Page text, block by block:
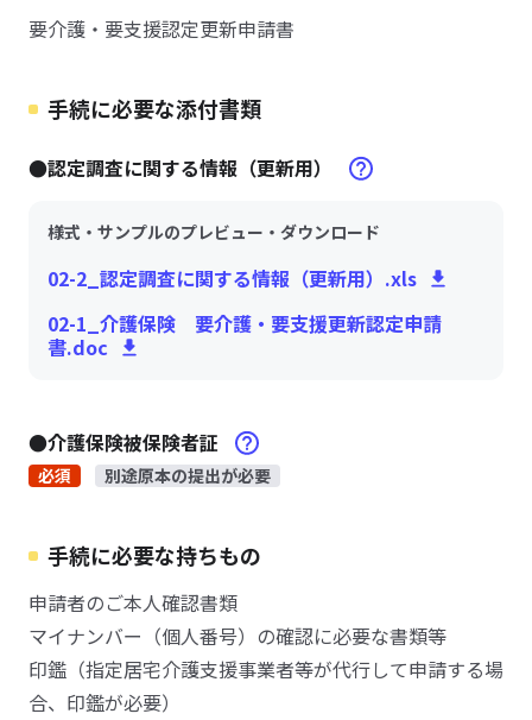
要介護・要支援認定更新申請書
手続に必要な添付書類
●認定調査に関する情報（更新用）
様式・サンプルのプレビュー・ダウンロード
02-2_認定調査に関する情報（更新用）.xls
02-1_介護保険 要介護・要支援更新認定申請
書.doc
●介護保険被保険者証
必須 別途原本の提出が必要
手続に必要な持ちもの
申請者のご本人確認書類
マイナンバー（個人番号）の確認に必要な書類等
印鑑（指定居宅介護支援事業者等が代行して申請する場
合、印鑑が必要）